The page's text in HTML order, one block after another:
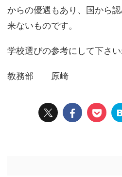
からの優遇もあり、国から
来ないものです。
学校選びの参考にして下さい
教務部 原崎